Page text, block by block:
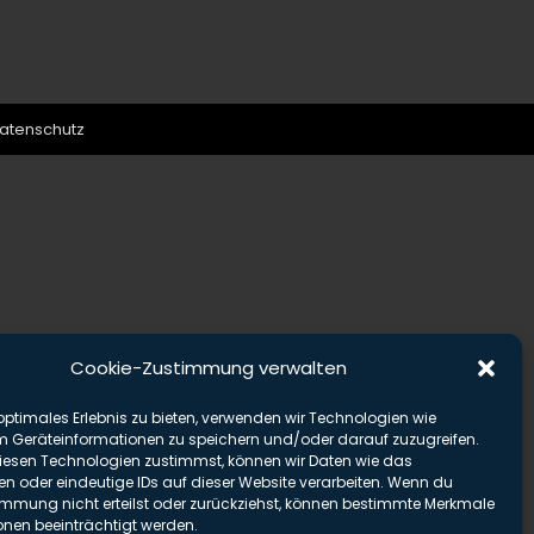
Cookie-Zustimmung verwalten
Erlebnis zu bieten, verwenden wir Technologien wie
Geräteinformationen zu speichern und/oder darauf zuzugreifen.
Technologien zustimmst, können wir Daten wie das
oder eindeutige IDs auf dieser Website verarbeiten. Wenn du
nicht erteilst oder zurückziehst, können bestimmte Merkmale
beeinträchtigt werden.